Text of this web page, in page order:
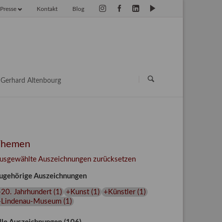
Blog
Kontakt
Presse
Gerhard Altenbourg
Auszeichnungen zurücksetzen
Auszeichnungen
Jahrhundert(1 ) +Kunst(1 ) +Künstler(1 )
Museum(1 )